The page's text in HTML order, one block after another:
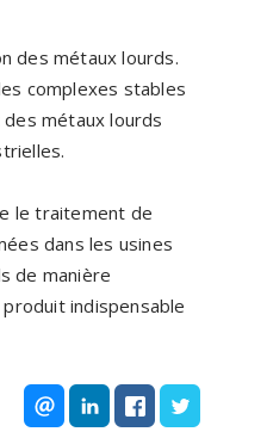
des métaux lourds.
complexes stables
métaux lourds
le traitement de
dans les usines
de manière
indispensable